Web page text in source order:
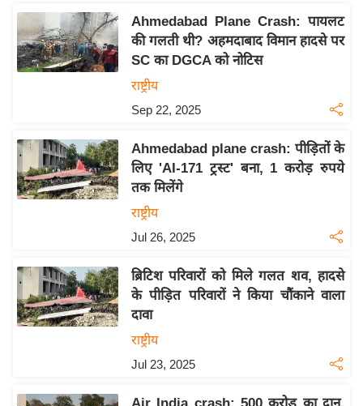
ग
त
वि
शे
रा
य
ब
ल
क्रि
के
Ahmedabad Plane Crash: पायलट
की गलती थी? अहमदाबाद विमान हादसे पर
SC का DGCA को नोटिस
राष्ट्रीय
Sep 22, 2025
Ahmedabad plane crash: पीड़ितों के
लिए 'AI-171 ट्रस्ट' बना, 1 करोड़ रुपये
तक मिलेंगे
राष्ट्रीय
Jul 26, 2025
ब्रिटिश परिवारों को मिले गलत शव, हादसे
के पीड़ित परिवारों ने किया चौंकाने वाला
दावा
राष्ट्रीय
Jul 23, 2025